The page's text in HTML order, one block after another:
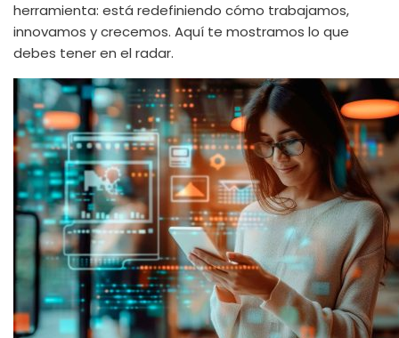
herramienta: está redefiniendo cómo trabajamos,
innovamos y crecemos. Aquí te mostramos lo que
debes tener en el radar.